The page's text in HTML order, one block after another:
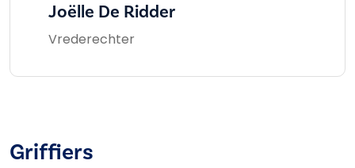
Joëlle De Ridder
Vrederechter
Griffiers